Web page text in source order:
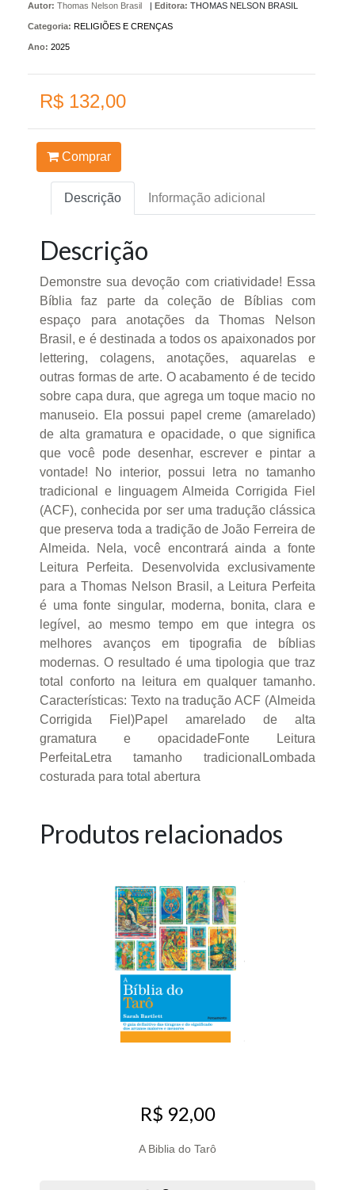
Autor: Thomas Nelson Brasil Editora: THOMAS NELSON BRASIL
Categoria: RELIGIÕES E CRENÇAS
Ano: 2025
R$ 132,00
Comprar
Descrição Informação adicional
Descrição
Demonstre sua devoção com criatividade! Essa
Bíblia faz parte da coleção de Bíblias com
espaço para anotações da Thomas Nelson
Brasil, e é destinada a todos os apaixonados por
lettering, colagens, anotações, aquarelas e
outras formas de arte. O acabamento é de tecido
sobre capa dura, que agrega um toque macio no
manuseio. Ela possui papel creme (amarelado)
de alta gramatura e opacidade, o que significa
que você pode desenhar, escrever e pintar a
vontade! No interior, possui letra no tamanho
tradicional e linguagem Almeida Corrigida Fiel
(ACF), conhecida por ser uma tradução clássica
que preserva toda a tradição de João Ferreira de
Almeida. Nela, você encontrará ainda a fonte
Leitura Perfeita. Desenvolvida exclusivamente
para a Thomas Nelson Brasil, a Leitura Perfeita
é uma fonte singular, moderna, bonita, clara e
legível, ao mesmo tempo em que integra os
melhores avanços em tipografia de bíblias
modernas. O resultado é uma tipologia que traz
total conforto na leitura em qualquer tamanho.
Características: Texto na tradução ACF (Almeida
Corrigida Fiel)Papel amarelado de alta
gramatura e opacidadeFonte Leitura
PerfeitaLetra tamanho tradicionalLombada
costurada para total abertura
Produtos relacionados
R$ 92,00
A Biblia do Tarô